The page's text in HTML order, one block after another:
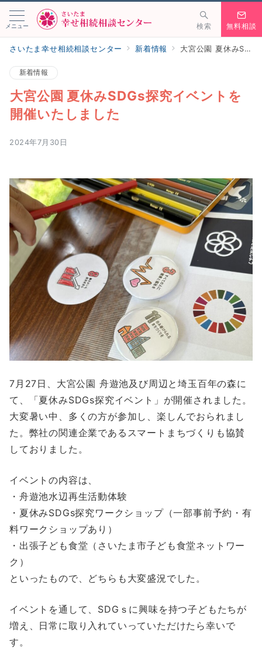
メニュー 検索 無料相談
さいたま幸せ相続相談センター 新着情報 大宮公園 夏休みSDGs探究イベントを開催いたしました
新着情報
大宮公園 夏休みSDGs探究イベントを
開催いたしました
2024年7月30日
7月27日、大宮公園 舟遊池及び周辺と埼玉百年の森に
て、「夏休みSDGs探究イベント」が開催されました。
大変暑い中、多くの方が参加し、楽しんでおられまし
た。弊社の関連企業であるスマートまちづくりも協賛
しておりました。
イベントの内容は、
・舟遊池水辺再生活動体験
・夏休みSDGs探究ワークショップ（一部事前予約・有
料ワークショップあり）
・出張子ども食堂（さいたま市子ども食堂ネットワー
ク）
といったもので、どちらも大変盛況でした。
イベントを通して、SDGｓに興味を持つ子どもたちが
増え、日常に取り入れていっていただけたら幸いで
す。